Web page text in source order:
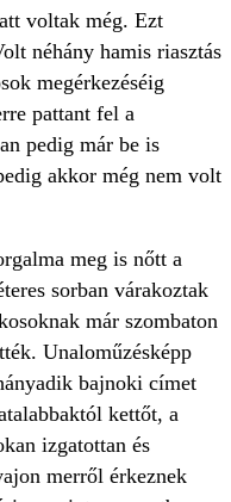
voltak még. Ezt
néhány hamis riasztás
megérkezéséig
pattant fel a
pedig már be is
akkor még nem volt
meg is nőtt a
sorban várakoztak
már szombaton
Unaloműzésképp
bajnoki címet
kettőt, a
izgatottan és
merről érkeznek